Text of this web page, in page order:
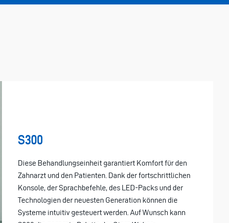
S300
Diese Behandlungseinheit garantiert Komfort für den
Zahnarzt und den Patienten. Dank der fortschrittlichen
Konsole, der Sprachbefehle, des LED-Packs und der
Technologien der neuesten Generation können die
Systeme intuitiv gesteuert werden. Auf Wunsch kann